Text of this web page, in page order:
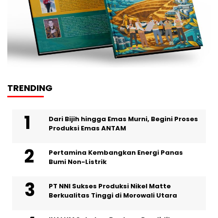
TRENDING
Dari Bijih hingga Emas Murni, Begini Proses
Produksi Emas ANTAM
Pertamina Kembangkan Energi Panas
Bumi Non-Listrik
PT NNI Sukses Produksi Nikel Matte
Berkualitas Tinggi di Morowali Utara